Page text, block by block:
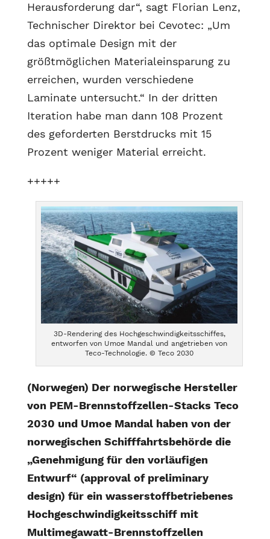
Herausforderung dar“, sagt Florian Lenz,
Technischer Direktor bei Cevotec: „Um
das optimale Design mit der
größtmöglichen Materialeinsparung zu
erreichen, wurden verschiedene
Laminate untersucht.“ In der dritten
Iteration habe man dann 108 Prozent
des geforderten Berstdrucks mit 15
Prozent weniger Material erreicht.
+++++
3D-Rendering des Hochgeschwindigkeitsschiffes,
entworfen von Umoe Mandal und angetrieben von
Teco-Technologie. © Teco 2030
(Norwegen) Der norwegische Hersteller
von PEM-Brennstoffzellen-Stacks Teco
2030 und Umoe Mandal haben von der
norwegischen Schifffahrtsbehörde die
„Genehmigung für den vorläufigen
Entwurf“ (approval of preliminary
design) für ein wasserstoffbetriebenes
Hochgeschwindigkeitsschiff mit
Multimegawatt-Brennstoffzellen